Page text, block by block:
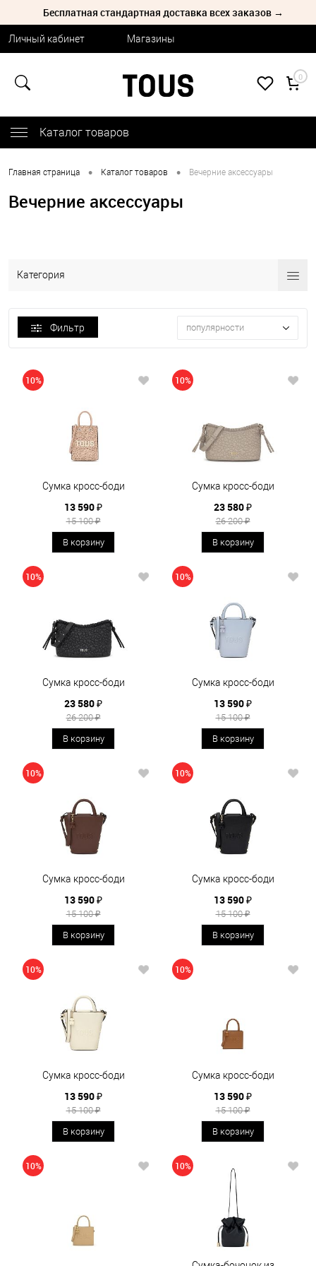
Бесплатная стандартная доставка всех заказов →
Личный кабинет Магазины
0
Каталог товаров
Главная страница • Каталог товаров • Вечерние аксессуары
Вечерние аксессуары
Категория
Фильтр популярности
10%
Сумка кросс-боди
13 590 ₽
15 100 ₽
В корзину
10%
Сумка кросс-боди
23 580 ₽
26 200 ₽
В корзину
10%
Сумка кросс-боди
23 580 ₽
26 200 ₽
В корзину
10%
Сумка кросс-боди
13 590 ₽
15 100 ₽
В корзину
10%
Сумка кросс-боди
13 590 ₽
15 100 ₽
В корзину
10%
Сумка кросс-боди
13 590 ₽
15 100 ₽
В корзину
10%
Сумка кросс-боди
13 590 ₽
15 100 ₽
В корзину
10%
Сумка кросс-боди
13 590 ₽
15 100 ₽
В корзину
10% 10%